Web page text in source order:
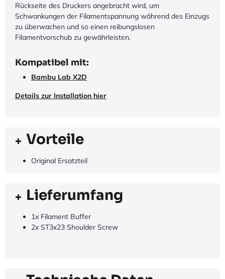
Rückseite des Druckers angebracht wird, um
Schwankungen der Filamentspannung während des Einzugs
zu überwachen und so einen reibungslosen
Filamentvorschub zu gewährleisten.
Kompatibel mit:
Bambu Lab X2D
Details zur Installation hier
Vorteile
Original Ersatzteil
Lieferumfang
1x Filament Buffer
2x ST3x23 Shoulder Screw